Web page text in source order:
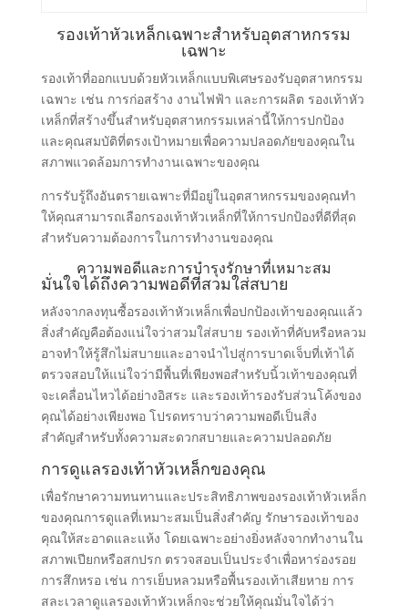
รองเท้าหัวเหล็กเฉพาะสําหรับอุตสาหกรรม
เฉพาะ
รองเท้าที่ออกแบบด้วยหัวเหล็กแบบพิเศษรองรับอุตสาหกรรม
เฉพาะ เช่น การก่อสร้าง งานไฟฟ้า และการผลิต รองเท้าหัว
เหล็กที่สร้างขึ้นสําหรับอุตสาหกรรมเหล่านี้ให้การปกป้อง
และคุณสมบัติที่ตรงเป้าหมายเพื่อความปลอดภัยของคุณใน
สภาพแวดล้อมการทํางานเฉพาะของคุณ
การรับรู้ถึงอันตรายเฉพาะที่มีอยู่ในอุตสาหกรรมของคุณทํา
ให้คุณสามารถเลือกรองเท้าหัวเหล็กที่ให้การปกป้องที่ดีที่สุด
สําหรับความต้องการในการทํางานของคุณ
ความพอดีและการบํารุงรักษาที่เหมาะสม
มั่นใจได้ถึงความพอดีที่สวมใส่สบาย
หลังจากลงทุนซื้อรองเท้าหัวเหล็กเพื่อปกป้องเท้าของคุณแล้ว
สิ่งสําคัญคือต้องแน่ใจว่าสวมใส่สบาย รองเท้าที่คับหรือหลวม
อาจทําให้รู้สึกไม่สบายและอาจนําไปสู่การบาดเจ็บที่เท้าได้
ตรวจสอบให้แน่ใจว่ามีพื้นที่เพียงพอสําหรับนิ้วเท้าของคุณที่
จะเคลื่อนไหวได้อย่างอิสระ และรองเท้ารองรับส่วนโค้งของ
คุณได้อย่างเพียงพอ โปรดทราบว่าความพอดีเป็นสิ่ง
สําคัญสําหรับทั้งความสะดวกสบายและความปลอดภัย
การดูแลรองเท้าหัวเหล็กของคุณ
เพื่อรักษาความทนทานและประสิทธิภาพของรองเท้าหัวเหล็ก
ของคุณการดูแลที่เหมาะสมเป็นสิ่งสําคัญ รักษารองเท้าของ
คุณให้สะอาดและแห้ง โดยเฉพาะอย่างยิ่งหลังจากทํางานใน
สภาพเปียกหรือสกปรก ตรวจสอบเป็นประจําเพื่อหาร่องรอย
การสึกหรอ เช่น การเย็บหลวมหรือพื้นรองเท้าเสียหาย การ
สละเวลาดูแลรองเท้าหัวเหล็กจะช่วยให้คุณมั่นใจได้ว่า